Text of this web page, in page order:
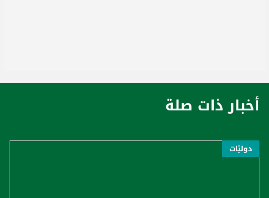
أخبار ذات صلة
دوليّات